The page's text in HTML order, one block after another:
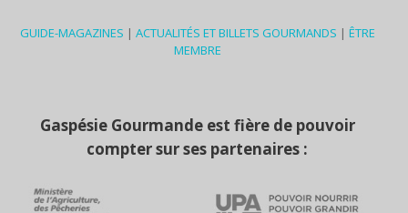
GUIDE-MAGAZINES | ACTUALITÉS ET BILLETS GOURMANDS | ÊTRE
MEMBRE
Gaspésie Gourmande est fière de pouvoir
compter sur ses partenaires :